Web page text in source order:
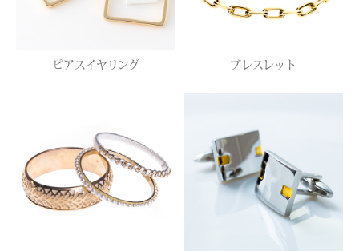
ピアスイヤリング ブレスレット